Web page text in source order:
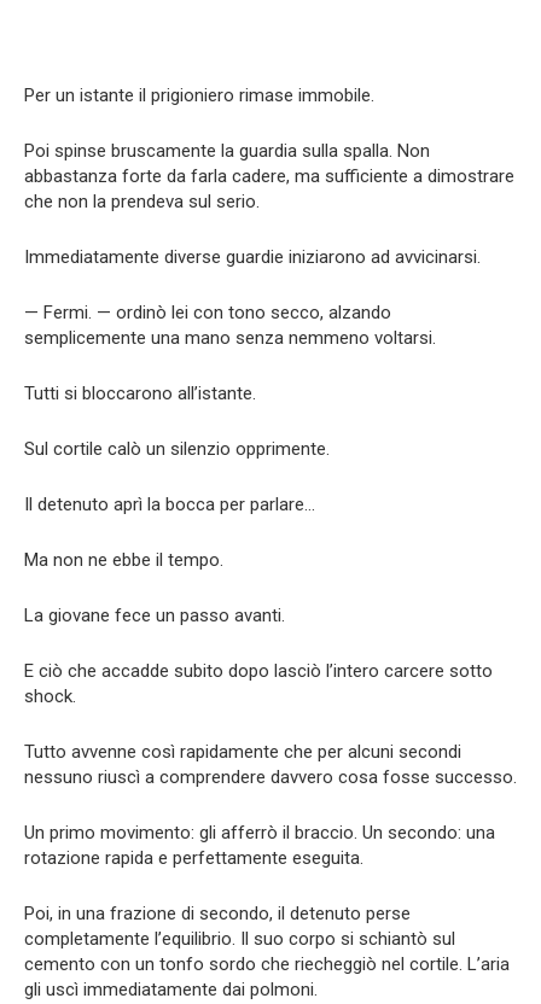
Per un istante il prigioniero rimase immobile.
Poi spinse bruscamente la guardia sulla spalla. Non
abbastanza forte da farla cadere, ma sufficiente a dimostrare
che non la prendeva sul serio.
Immediatamente diverse guardie iniziarono ad avvicinarsi.
— Fermi. — ordinò lei con tono secco, alzando
semplicemente una mano senza nemmeno voltarsi.
Tutti si bloccarono all’istante.
Sul cortile calò un silenzio opprimente.
Il detenuto aprì la bocca per parlare…
Ma non ne ebbe il tempo.
La giovane fece un passo avanti.
E ciò che accadde subito dopo lasciò l’intero carcere sotto
shock.
Tutto avvenne così rapidamente che per alcuni secondi
nessuno riuscì a comprendere davvero cosa fosse successo.
Un primo movimento: gli afferrò il braccio. Un secondo: una
rotazione rapida e perfettamente eseguita.
Poi, in una frazione di secondo, il detenuto perse
completamente l’equilibrio. Il suo corpo si schiantò sul
cemento con un tonfo sordo che riecheggiò nel cortile. L’aria
gli uscì immediatamente dai polmoni.